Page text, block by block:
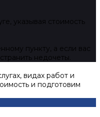
указывая стоимость
пункту, а если вас
недочеты.
видах работ и
и подготовим